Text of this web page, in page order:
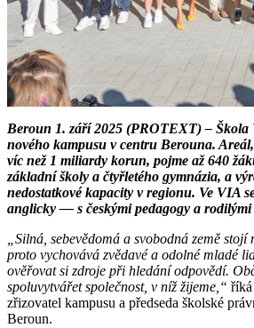
Beroun 1. září 2025 (PROTEXT) – Škola
nového kampusu v centru Berouna.
víc než 1 miliardy korun, pojme až 640
základní školy a čtyřletého gymnázia, a
nedostatkové kapacity v regionu. Ve VIA
anglicky — s českými pedagogy a
„Silná, sebevědomá a svobodná země
proto vychovává zvědavé a odolné mladé
ověřovat si zdroje při hledání odpovědí.
spoluvytvářet společnost, v níž žijeme,“
zřizovatel kampusu a předseda školské
Beroun.